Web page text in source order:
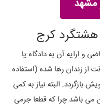
مشهد
هشتگرد کرج
و ارایه آن به دادگاه یا
از زندان رها شده (استفاده
بازگردد. البته نیاز به کمی
می باشد چرا که قطعا جرمی